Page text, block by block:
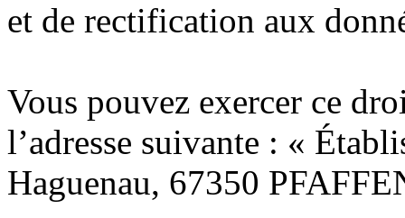
et de rectification aux
Vous pouvez exercer ce
l’adresse suivante : «
Haguenau, 67350